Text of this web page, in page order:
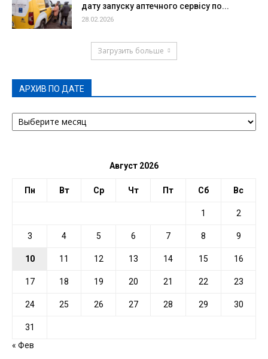
дату запуску аптечного сервісу по...
28.02.2026
Загрузить больше
АРХИВ ПО ДАТЕ
АРХИВ
ПО
Август 2026
Пн Вт Ср Чт Пт Сб Вс
1 2
3 4 5 6 7 8 9
10 11 12 13 14 15 16
17 18 19 20 21 22 23
24 25 26 27 28 29 30
31
« Фев